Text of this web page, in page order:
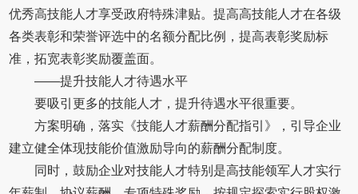
优秀高技能人才享受政府特殊津贴。提高高技能人才在各级
各类表彰和荣誉评选中的名额分配比例，提高表彰奖励标
准，拓宽表彰奖励覆盖面。
——提升技能人才待遇水平
要吸引更多的技能人才，提升待遇水平很重要。
方案明确，落实《技能人才薪酬分配指引》，引导企业
建立健全体现技能价值激励导向的薪酬分配制度。
同时，鼓励企业对技能人才特别是高技能领军人才实行